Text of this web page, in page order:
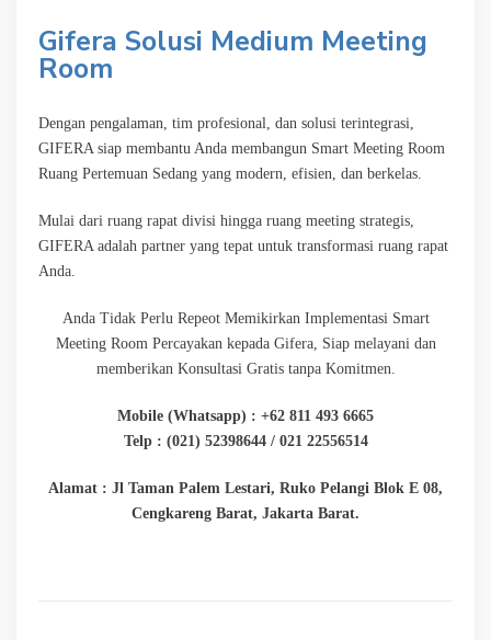
Gifera Solusi Medium Meeting
Room
Dengan pengalaman, tim profesional, dan solusi terintegrasi,
GIFERA siap membantu Anda membangun Smart Meeting Room
Ruang Pertemuan Sedang yang modern, efisien, dan berkelas.
Mulai dari ruang rapat divisi hingga ruang meeting strategis,
GIFERA adalah partner yang tepat untuk transformasi ruang rapat
Anda.
Anda Tidak Perlu Repeot Memikirkan Implementasi Smart
Meeting Room Percayakan kepada Gifera, Siap melayani dan
memberikan Konsultasi Gratis tanpa Komitmen.
Mobile (Whatsapp) : +62 811 493 6665
Telp : (021) 52398644 / 021 22556514
Alamat : Jl Taman Palem Lestari, Ruko Pelangi Blok E 08,
Cengkareng Barat, Jakarta Barat.